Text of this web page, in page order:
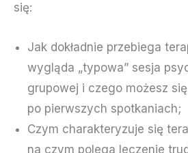
się:
Jak dokładnie przebiega
wygląda „typowa” sesja
grupowej i czego możesz
po pierwszych spotkaniach;
Czym charakteryzuje się
na czym polega leczenie